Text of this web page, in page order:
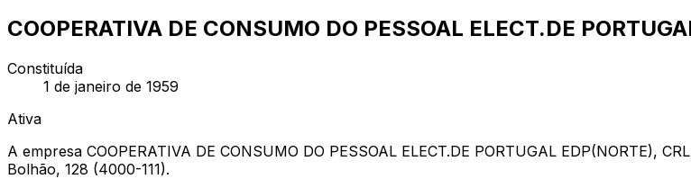
COOPERATIVA DE CONSUMO DO PESSOAL ELECT.DE
Constituída
1 de janeiro de 1959
Ativa
A empresa COOPERATIVA DE CONSUMO DO PESSOAL ELECT.DE PORTUGAL EDP(NORTE),
Bolhão, 128 (4000-111).